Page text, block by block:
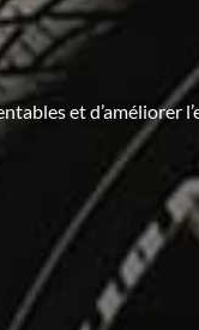
et d’améliorer